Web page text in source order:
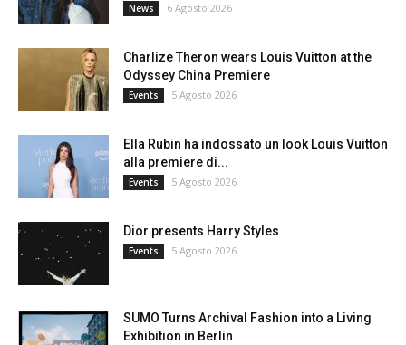
News 6 Agosto 2026
Charlize Theron wears Louis Vuitton at the
Odyssey China Premiere
Events 5 Agosto 2026
Ella Rubin ha indossato un look Louis Vuitton
alla premiere di...
Events 5 Agosto 2026
Dior presents Harry Styles
Events 5 Agosto 2026
SUMO Turns Archival Fashion into a Living
Exhibition in Berlin